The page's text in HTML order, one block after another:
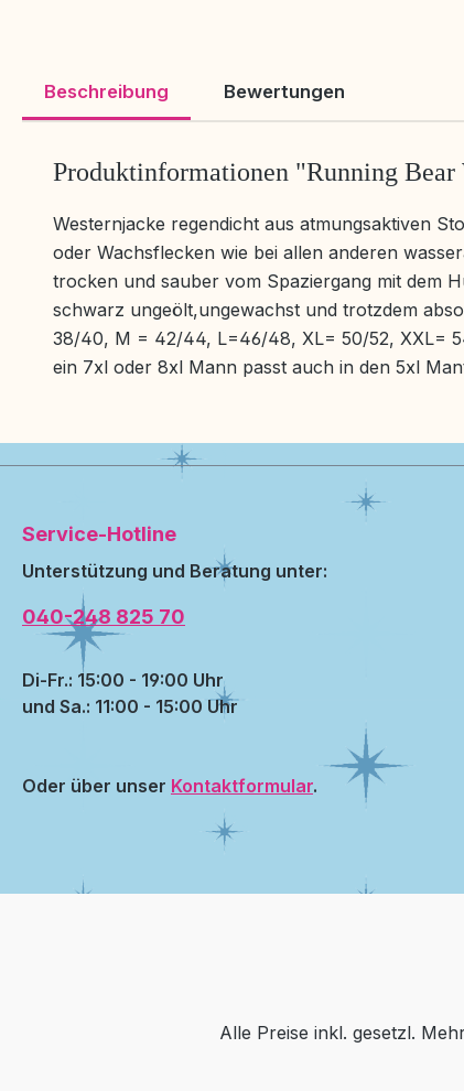
Beschreibung Bewertungen
Produktinformationen "Running Bear
Westernjacke regendicht aus atmungsaktiven
oder Wachsflecken wie bei allen anderen
trocken und sauber vom Spaziergang mit dem
schwarz ungeölt,ungewachst und trotzdem
38/40, M = 42/44, L=46/48, XL= 50/52, XXL=
ein 7xl oder 8xl Mann passt auch in den 5xl
Service-Hotline
Unterstützung und Beratung unter:
040-248 825 70
Di-Fr.: 15:00 - 19:00 Uhr
und Sa.: 11:00 - 15:00 Uhr
Oder über unser Kontaktformular.
Alle Preise inkl. gesetzl.